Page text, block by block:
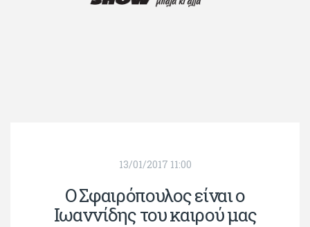
13/01/2017 11:00
Ο Σφαιρόπουλος είναι ο
Ιωαννίδης του καιρού μας